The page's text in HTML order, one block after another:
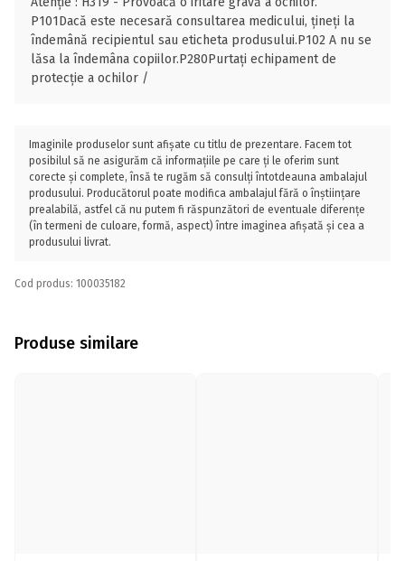
P101Dacă este necesară consultarea medicului, ţineţi la
îndemână recipientul sau eticheta produsului.P102 A nu se
lăsa la îndemâna copiilor.P280Purtaţi echipament de
protecţie a ochilor /
Imaginile produselor sunt afișate cu titlu de prezentare. Facem tot
posibilul să ne asigurăm că informațiile pe care ți le oferim sunt
corecte și complete, însă te rugăm să consulți întotdeauna ambalajul
produsului. Producătorul poate modifica ambalajul fără o înștiințare
prealabilă, astfel că nu putem fi răspunzători de eventuale diferențe
(în termeni de culoare, formă, aspect) între imaginea afișată și cea a
produsului livrat.
Cod produs: 100035182
Produse similare